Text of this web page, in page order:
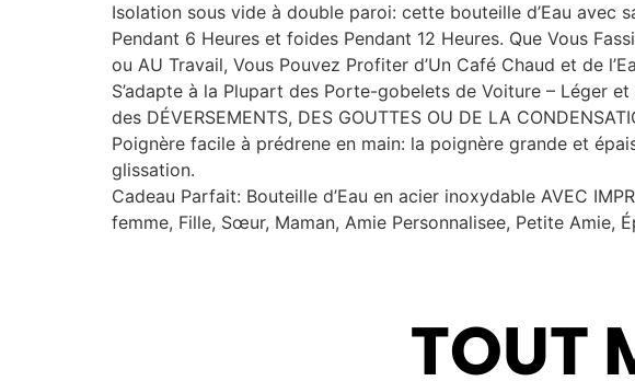
Isolation sous vide à double paroi: cette bouteille d’Eau avec
Pendant 6 Heures et foides Pendant 12 Heures. Que Vous
ou AU Travail, Vous Pouvez Profiter d’Un Café Chaud et de
S’adapte à la Plupart des Porte-gobelets de Voiture – Léger
des DÉVERSEMENTS, DES GOUTTES OU DE LA
Poignère facile à prédrene en main: la poignère grande et
glissation.
Cadeau Parfait: Bouteille d’Eau en acier inoxydable AVEC
femme, Fille, Sœur, Maman, Amie Personnalisee, Petite Amie,